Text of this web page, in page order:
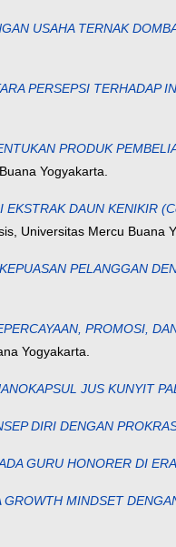
USAHA TERNAK
PERSEPSI TERHADAP
PRODUK
Yogyakarta.
EKSTRAK DAUN KENIKIR
Universitas Mercu Buana
PELANGGAN
PROMOSI,
Yogyakarta.
JUS KUNYIT
DIRI DENGAN
GURU HONORER DI
GROWTH MINDSET